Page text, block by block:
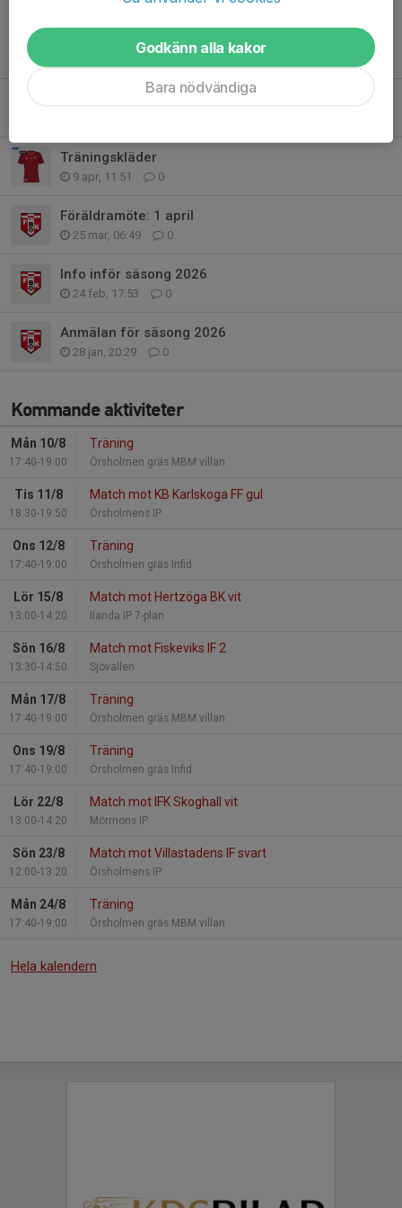
Fler nyheter
Föräldramöte sammanfattning
Träningskläder
9 apr, 11:51 0
Föräldramöte: 1 april
25 mar, 06:49 0
Info inför säsong 2026
24 feb, 17:53 0
Anmälan för säsong 2026
28 jan, 20:29 0
Kommande aktiviteter
Mån 10/8
17:40-19:00
Träning
Örsholmen gräs MBM villan
Tis 11/8
18:30-19:50
Match mot KB Karlskoga FF gul
Örsholmens IP
Ons 12/8
17:40-19:00
Träning
Örsholmen gräs Infid
Lör 15/8
13:00-14:20
Match mot Hertzöga BK vit
Ilanda IP 7-plan
Sön 16/8
13:30-14:50
Match mot Fiskeviks IF 2
Sjövallen
Mån 17/8
17:40-19:00
Träning
Örsholmen gräs MBM villan
Ons 19/8
17:40-19:00
Träning
Örsholmen gräs Infid
Lör 22/8
13:00-14:20
Match mot IFK Skoghall vit
Mörmons IP
Sön 23/8
12:00-13:20
Match mot Villastadens IF svart
Örsholmens IP
Mån 24/8
17:40-19:00
Träning
Örsholmen gräs MBM villan
Hela kalendern
Godkänn alla kakor
Bara nödvändiga